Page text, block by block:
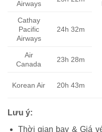
Airways
Cathay
Pacific
Airways
24h 32m
Air
Canada
23h 28m
Korean Air 20h 43m
Lưu ý:
Thời gian bay & Giá